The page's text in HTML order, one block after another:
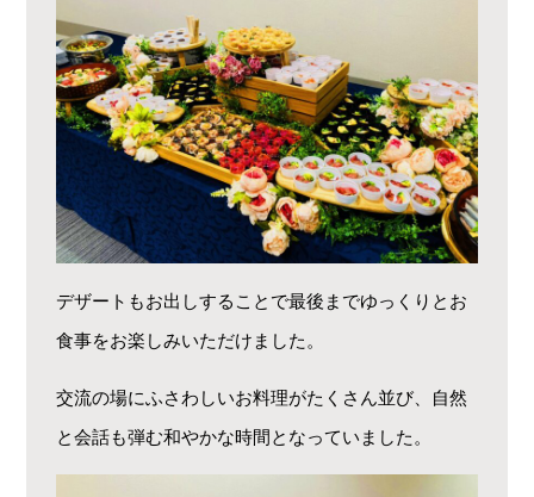
デザートもお出しすることで最後までゆっくりとお
食事をお楽しみいただけました。
交流の場にふさわしいお料理がたくさん並び、自然
と会話も弾む和やかな時間となっていました。